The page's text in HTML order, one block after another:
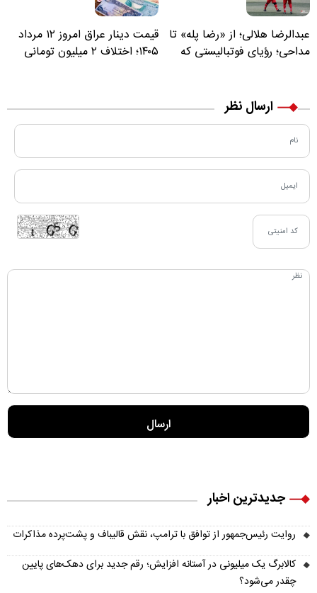
عبدالرضا هلالی؛ از «رضا پله» تا
مداحی؛ رؤیای فوتبالیستی که
قیمت دینار عراق امروز ۱۲ مرداد
۱۴۰۵؛ اختلاف ۲ میلیون تومانی
ارسال نظر
جدیدترین اخبار
روایت رئیس‌جمهور از توافق با ترامپ، نقش قالیباف و پشت‌پرده مذاکرات
کالابرگ یک میلیونی در آستانه افزایش؛ رقم جدید برای دهک‌های پایین
چقدر می‌شود؟